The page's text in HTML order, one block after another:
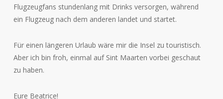
Flugzeugfans stundenlang mit Drinks versorgen, während
ein Flugzeug nach dem anderen landet und startet.
Für einen längeren Urlaub wäre mir die Insel zu touristisch.
Aber ich bin froh, einmal auf Sint Maarten vorbei geschaut
zu haben.
Eure Beatrice!